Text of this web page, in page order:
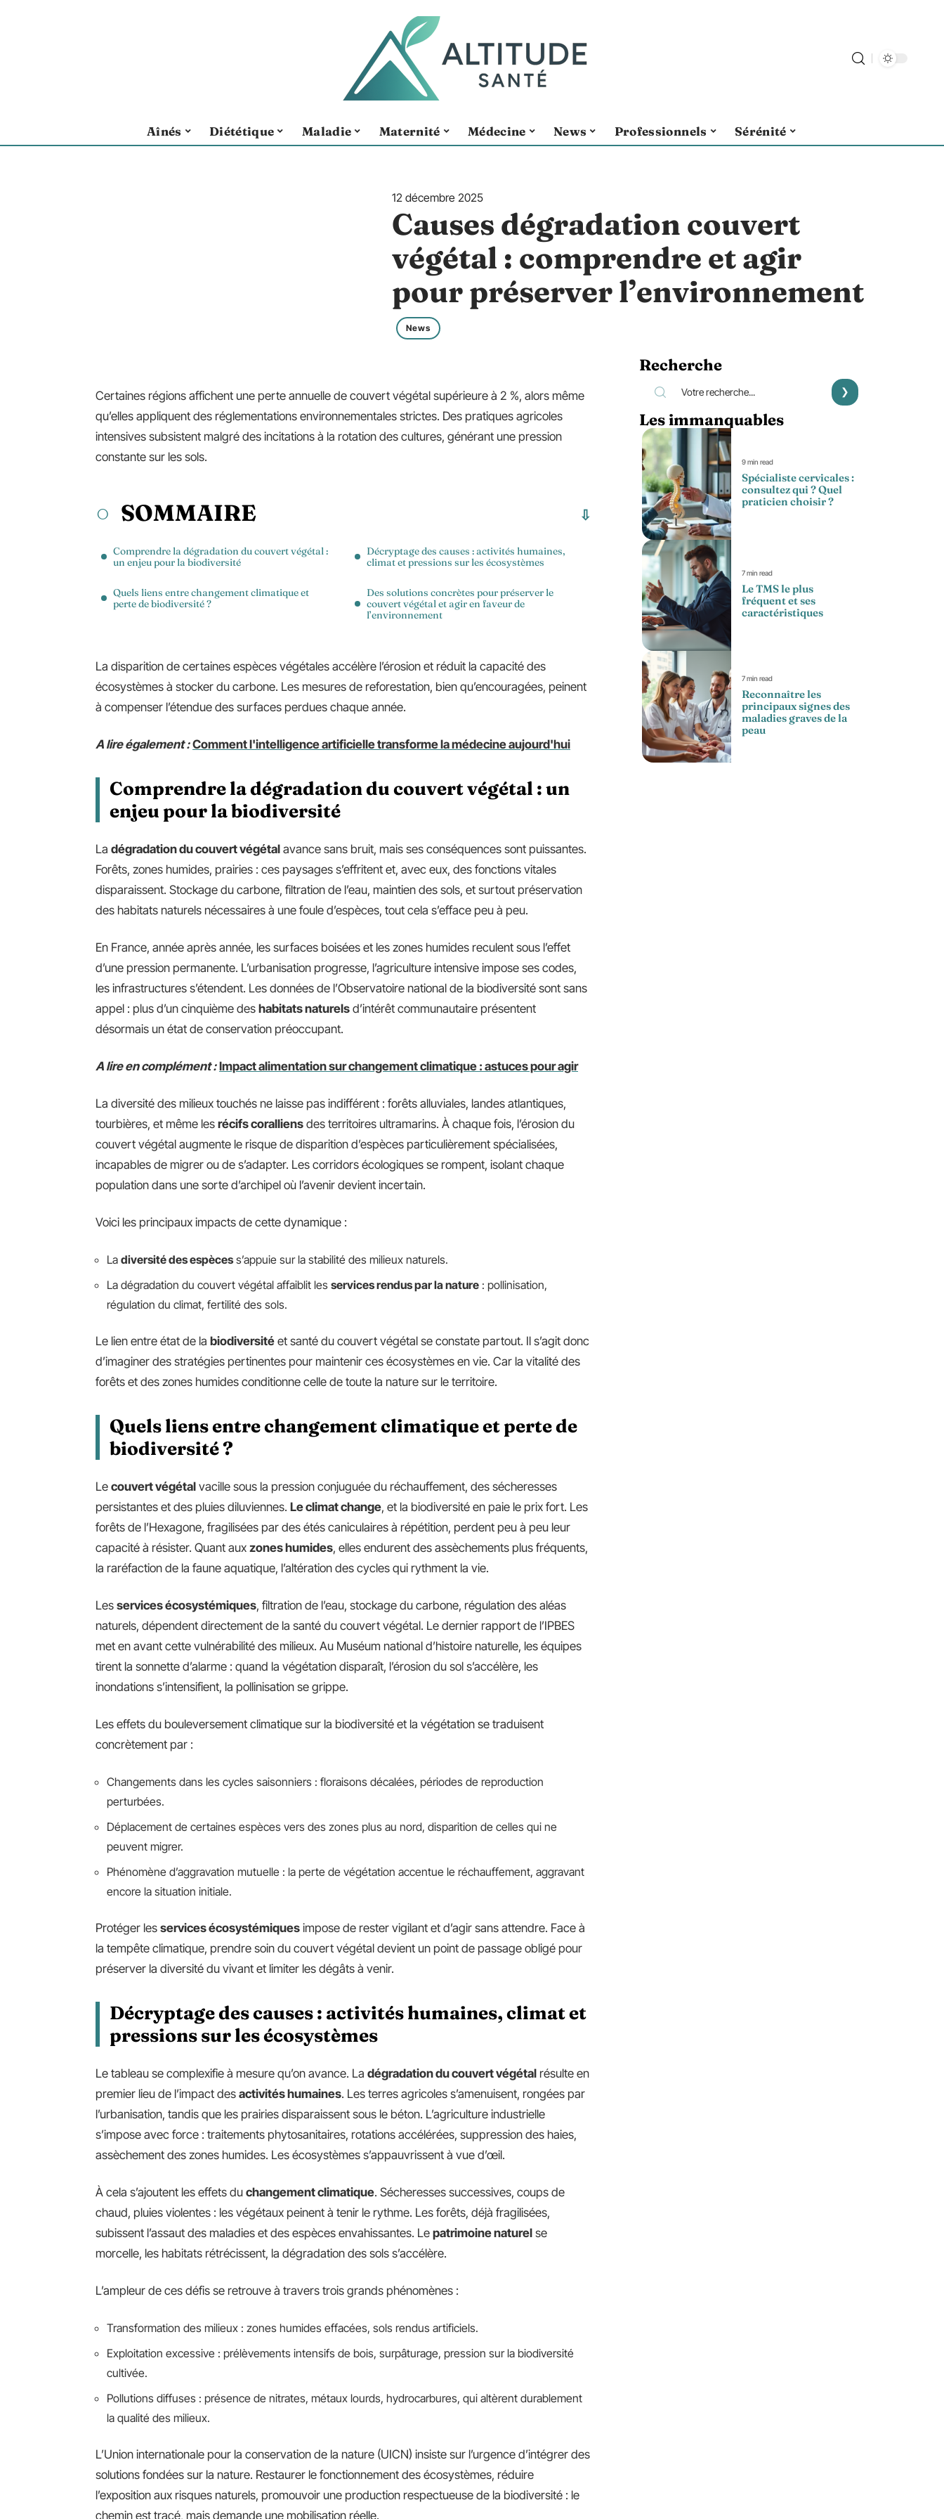
Aînés Diététique Maladie Maternité Médecine News Professionnels Sérénité
12 décembre 2025
Causes dégradation couvert
végétal : comprendre et agir
pour préserver l’environnement
News
Certaines régions affichent une perte annuelle de couvert végétal supérieure à 2 %, alors même
qu’elles appliquent des réglementations environnementales strictes. Des pratiques agricoles
intensives subsistent malgré des incitations à la rotation des cultures, générant une pression
constante sur les sols.
SOMMAIRE
Comprendre la dégradation du couvert végétal :
un enjeu pour la biodiversité
Quels liens entre changement climatique et
perte de biodiversité ?
Décryptage des causes : activités humaines,
climat et pressions sur les écosystèmes
Des solutions concrètes pour préserver le
couvert végétal et agir en faveur de
l’environnement
La disparition de certaines espèces végétales accélère l’érosion et réduit la capacité des
écosystèmes à stocker du carbone. Les mesures de reforestation, bien qu’encouragées, peinent
à compenser l’étendue des surfaces perdues chaque année.
A lire également : Comment l'intelligence artificielle transforme la médecine aujourd'hui
Comprendre la dégradation du couvert végétal : un
enjeu pour la biodiversité
La dégradation du couvert végétal avance sans bruit, mais ses conséquences sont puissantes.
Forêts, zones humides, prairies : ces paysages s’effritent et, avec eux, des fonctions vitales
disparaissent. Stockage du carbone, filtration de l’eau, maintien des sols, et surtout préservation
des habitats naturels nécessaires à une foule d’espèces, tout cela s’efface peu à peu.
En France, année après année, les surfaces boisées et les zones humides reculent sous l’effet
d’une pression permanente. L’urbanisation progresse, l’agriculture intensive impose ses codes,
les infrastructures s’étendent. Les données de l’Observatoire national de la biodiversité sont sans
appel : plus d’un cinquième des habitats naturels d’intérêt communautaire présentent
désormais un état de conservation préoccupant.
A lire en complément : Impact alimentation sur changement climatique : astuces pour agir
La diversité des milieux touchés ne laisse pas indifférent : forêts alluviales, landes atlantiques,
tourbières, et même les récifs coralliens des territoires ultramarins. À chaque fois, l’érosion du
couvert végétal augmente le risque de disparition d’espèces particulièrement spécialisées,
incapables de migrer ou de s’adapter. Les corridors écologiques se rompent, isolant chaque
population dans une sorte d’archipel où l’avenir devient incertain.
Voici les principaux impacts de cette dynamique :
La diversité des espèces s’appuie sur la stabilité des milieux naturels.
La dégradation du couvert végétal affaiblit les services rendus par la nature : pollinisation,
régulation du climat, fertilité des sols.
Le lien entre état de la biodiversité et santé du couvert végétal se constate partout. Il s’agit donc
d’imaginer des stratégies pertinentes pour maintenir ces écosystèmes en vie. Car la vitalité des
forêts et des zones humides conditionne celle de toute la nature sur le territoire.
Quels liens entre changement climatique et perte de
biodiversité ?
Le couvert végétal vacille sous la pression conjuguée du réchauffement, des sécheresses
persistantes et des pluies diluviennes. Le climat change, et la biodiversité en paie le prix fort. Les
forêts de l’Hexagone, fragilisées par des étés caniculaires à répétition, perdent peu à peu leur
capacité à résister. Quant aux zones humides, elles endurent des assèchements plus fréquents,
la raréfaction de la faune aquatique, l’altération des cycles qui rythment la vie.
Les services écosystémiques, filtration de l’eau, stockage du carbone, régulation des aléas
naturels, dépendent directement de la santé du couvert végétal. Le dernier rapport de l’IPBES
met en avant cette vulnérabilité des milieux. Au Muséum national d’histoire naturelle, les équipes
tirent la sonnette d’alarme : quand la végétation disparaît, l’érosion du sol s’accélère, les
inondations s’intensifient, la pollinisation se grippe.
Les effets du bouleversement climatique sur la biodiversité et la végétation se traduisent
concrètement par :
Changements dans les cycles saisonniers : floraisons décalées, périodes de reproduction
perturbées.
Déplacement de certaines espèces vers des zones plus au nord, disparition de celles qui ne
peuvent migrer.
Phénomène d’aggravation mutuelle : la perte de végétation accentue le réchauffement, aggravant
encore la situation initiale.
Protéger les services écosystémiques impose de rester vigilant et d’agir sans attendre. Face à
la tempête climatique, prendre soin du couvert végétal devient un point de passage obligé pour
préserver la diversité du vivant et limiter les dégâts à venir.
Décryptage des causes : activités humaines, climat et
pressions sur les écosystèmes
Le tableau se complexifie à mesure qu’on avance. La dégradation du couvert végétal résulte en
premier lieu de l’impact des activités humaines. Les terres agricoles s’amenuisent, rongées par
l’urbanisation, tandis que les prairies disparaissent sous le béton. L’agriculture industrielle
s’impose avec force : traitements phytosanitaires, rotations accélérées, suppression des haies,
assèchement des zones humides. Les écosystèmes s’appauvrissent à vue d’œil.
À cela s’ajoutent les effets du changement climatique. Sécheresses successives, coups de
chaud, pluies violentes : les végétaux peinent à tenir le rythme. Les forêts, déjà fragilisées,
subissent l’assaut des maladies et des espèces envahissantes. Le patrimoine naturel se
morcelle, les habitats rétrécissent, la dégradation des sols s’accélère.
L’ampleur de ces défis se retrouve à travers trois grands phénomènes :
Transformation des milieux : zones humides effacées, sols rendus artificiels.
Exploitation excessive : prélèvements intensifs de bois, surpâturage, pression sur la biodiversité
cultivée.
Pollutions diffuses : présence de nitrates, métaux lourds, hydrocarbures, qui altèrent durablement
la qualité des milieux.
L’Union internationale pour la conservation de la nature (UICN) insiste sur l’urgence d’intégrer des
solutions fondées sur la nature. Restaurer le fonctionnement des écosystèmes, réduire
l’exposition aux risques naturels, promouvoir une production respectueuse de la biodiversité : le
chemin est tracé, mais demande une mobilisation réelle.
Recherche
Les immanquables
9 min read
Spécialiste cervicales :
consultez qui ? Quel
praticien choisir ?
7 min read
Le TMS le plus
fréquent et ses
caractéristiques
7 min read
Reconnaître les
principaux signes des
maladies graves de la
peau